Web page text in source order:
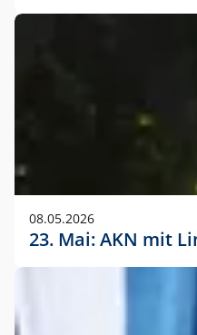
08.05.2026
23. Mai: AKN mit